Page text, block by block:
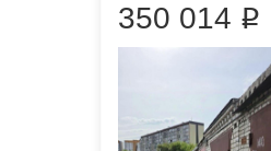
350 014 Р